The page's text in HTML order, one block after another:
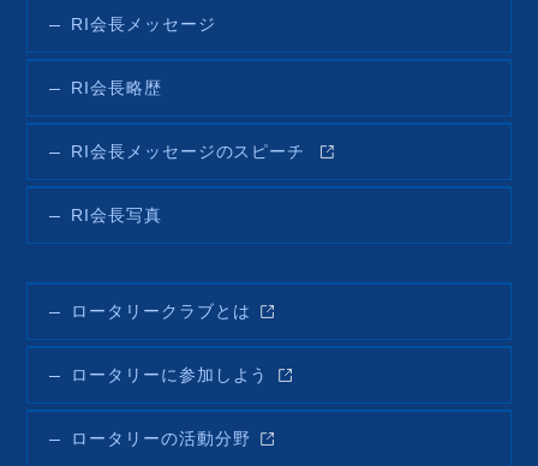
RI会長メッセージ
RI会長略歴
RI会長メッセージのスピーチ
RI会長写真
ロータリークラブとは
ロータリーに参加しよう
ロータリーの活動分野